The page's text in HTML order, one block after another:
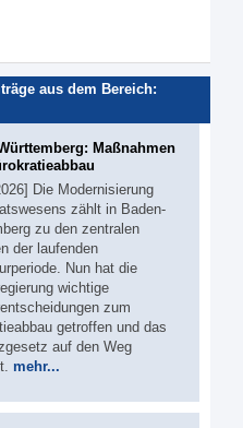
aus dem Bereich:
Maßnahmen
Die Modernisierung
zählt in Baden-
zu den zentralen
der laufenden
Nun hat die
wichtige
zum
getroffen und das
auf den Weg
mehr...